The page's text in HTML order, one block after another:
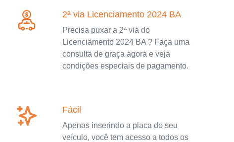
2ª via Licenciamento 2024 BA
Precisa puxar a 2ª via do
Licenciamento 2024 BA ? Faça uma
consulta de graça agora e veja
condições especiais de pagamento.
Fácil
Apenas inserindo a placa do seu
veículo, você tem acesso a todos os